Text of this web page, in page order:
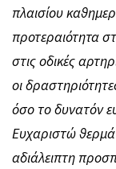
πλαισίου
προτεραιότητα
στις οδικές
οι
όσο το δυνατόν
Ευχαριστώ
αδιάλειπτη